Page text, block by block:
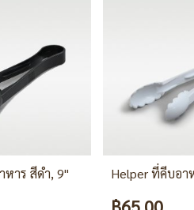
าร สีดำ, 9" Helper ที่คีบอา